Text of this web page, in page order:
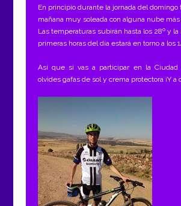
En principio durante la jornada del
mañana muy soleada con alguna nube más
Las temperaturas subirán hasta los 28º y la
primeras horas del día estará en torno a los
Así que si vas a participar en la Ciudad
olvides gafas de sol y crema protectora ¡Y a